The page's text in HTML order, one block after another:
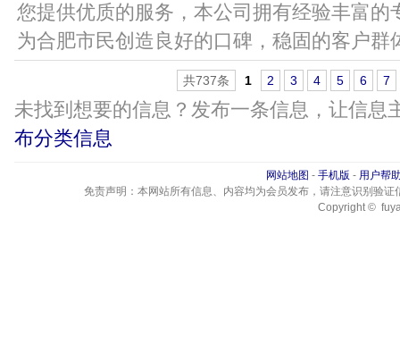
您提供优质的服务，本公司拥有经验丰富
为合肥市民创造良好的口碑，稳固的客户群
共737条 1 2 3 4 5 6 7
未找到想要的信息？发布一条信息，让信息
布分类信息
网站地图 - 手机版 - 用户帮
免责声明：本网站所有信息、内容均为会员发布，请注意识别验
Copyright ©